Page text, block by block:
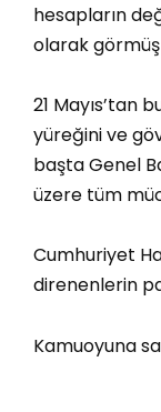
hesapların
olarak
21 Mayıs’tan
yüreğini ve
başta Genel
üzere tüm
Cumhuriyet
direnenlerin
Kamuoyuna